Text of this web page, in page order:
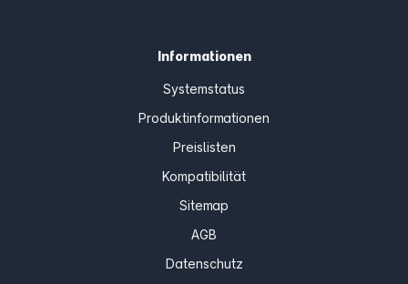
Informationen
Systemstatus
Produktinformationen
Preislisten
Kompatibilität
Sitemap
AGB
Datenschutz